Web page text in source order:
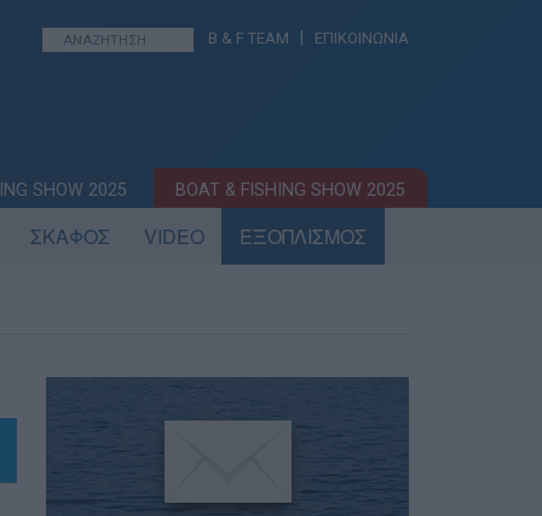
B & F TEAM ΕΠΙΚΟΙΝΩΝΙΑ
SHOW 2025 BOAT & FISHING SHOW 2025
ΣΚΑΦΟΣ VIDEO ΕΞΟΠΛΙΣΜΟΣ